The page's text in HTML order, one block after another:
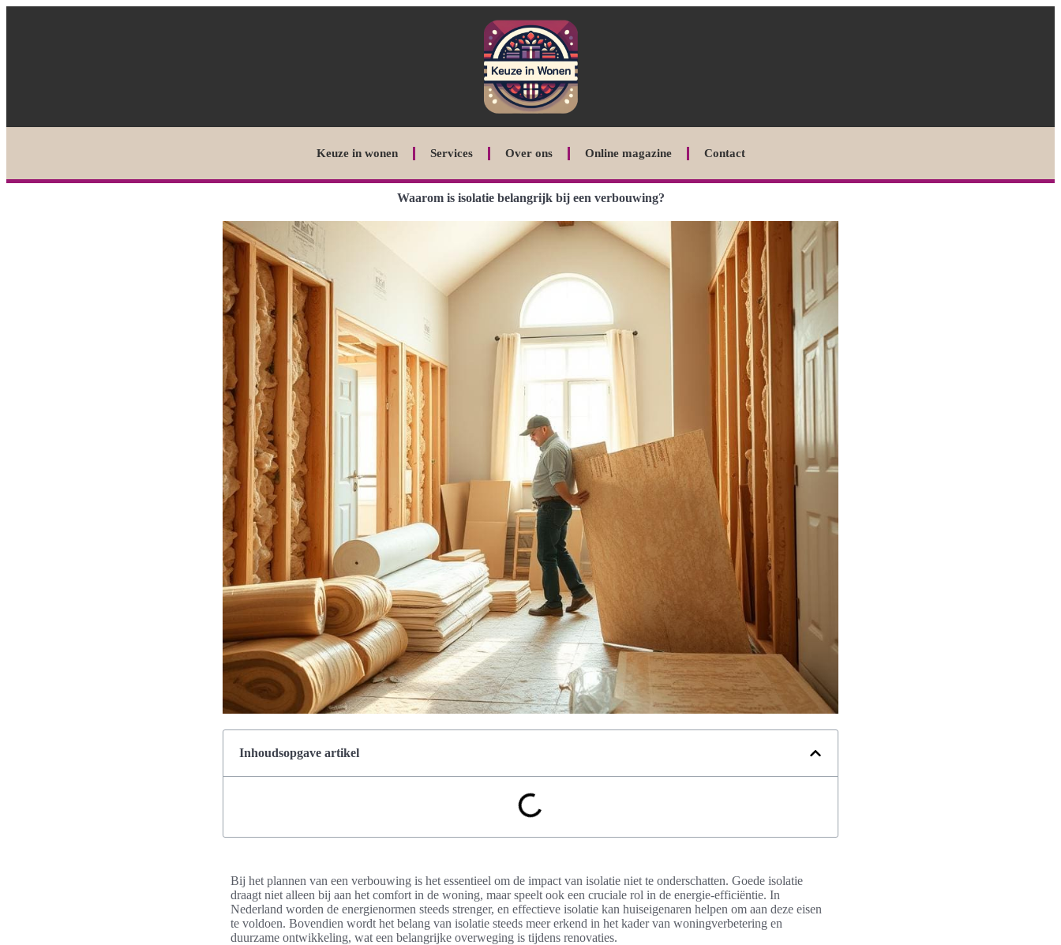
Keuze in wonen Services Over ons Online magazine Contact
Waarom is isolatie belangrijk bij een verbouwing?
Inhoudsopgave artikel
Bij het plannen van een verbouwing is het essentieel om de impact van isolatie niet te onderschatten. Goede isolatie
draagt niet alleen bij aan het comfort in de woning, maar speelt ook een cruciale rol in de energie-efficiëntie. In
Nederland worden de energienormen steeds strenger, en effectieve isolatie kan huiseigenaren helpen om aan deze eisen
te voldoen. Bovendien wordt het belang van isolatie steeds meer erkend in het kader van woningverbetering en
duurzame ontwikkeling, wat een belangrijke overweging is tijdens renovaties.